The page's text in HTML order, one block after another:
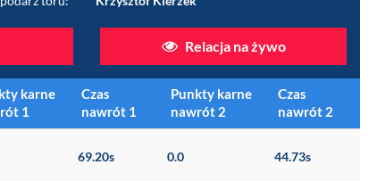
Relacja na żywo
karne
1
Czas
nawrót 1
Punkty karne
nawrót 2
Czas
nawrót 2
69.20s 0.0 44.73s